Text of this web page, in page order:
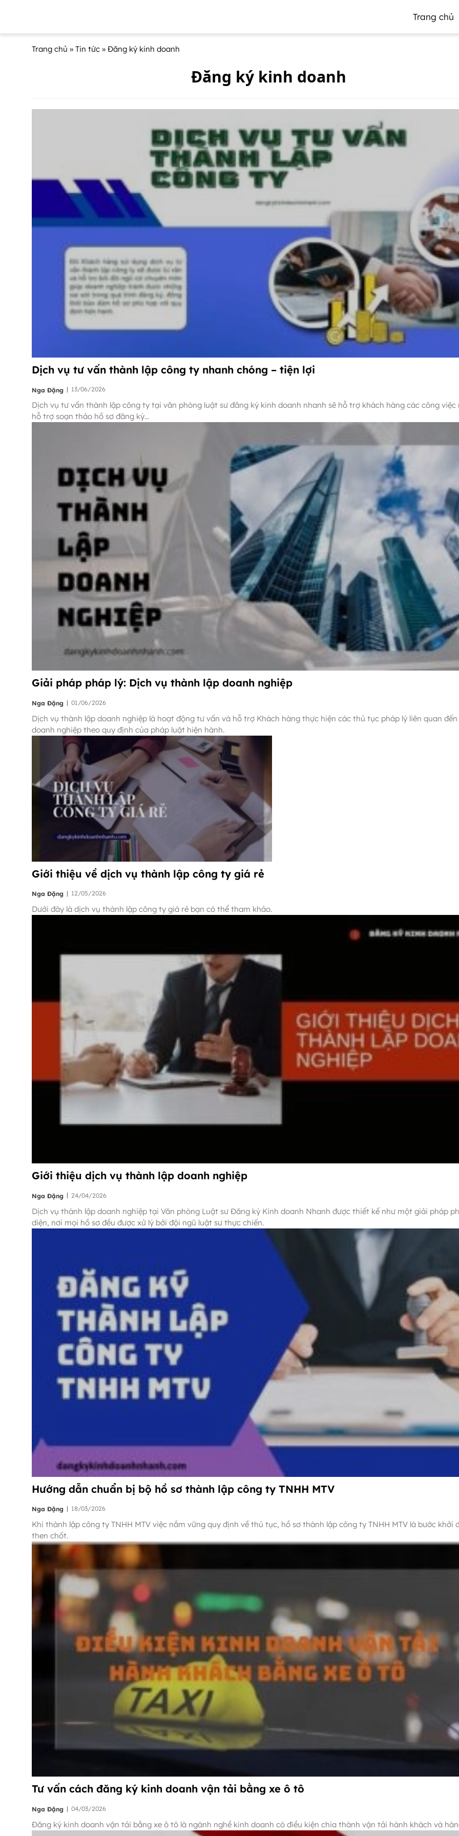
Trang chủ
Trang chủ » Tin tức » Đăng ký kinh doanh
Đăng ký kinh doanh
Dịch vụ tư vấn thành lập công ty nhanh chóng – tiện lợi
Nga Đặng | 13/06/2026
Dịch vụ tư vấn thành lập công ty tại văn phòng luật sư đăng ký kinh doanh nhanh sẽ hỗ trợ khách hàng các công việc
hỗ trợ soạn thảo hồ sơ đăng ký…
Giải pháp pháp lý: Dịch vụ thành lập doanh nghiệp
Nga Đặng | 01/06/2026
Dịch vụ thành lập doanh nghiệp là hoạt động tư vấn và hỗ trợ Khách hàng thực hiện các thủ tục pháp lý liên quan
doanh nghiệp theo quy định của pháp luật hiện hành.
Giới thiệu về dịch vụ thành lập công ty giá rẻ
Nga Đặng | 12/05/2026
Dưới đây là dịch vụ thành lập công ty giá rẻ bạn có thể tham khảo.
Giới thiệu dịch vụ thành lập doanh nghiệp
Nga Đặng | 24/04/2026
Dịch vụ thành lập doanh nghiệp tại Văn phòng Luật sư Đăng ký Kinh doanh Nhanh được thiết kế như một giải pháp
diện, nơi mọi hồ sơ đều được xử lý bởi đội ngũ luật sư thực chiến.
Hướng dẫn chuẩn bị bộ hồ sơ thành lập công ty TNHH MTV
Nga Đặng | 18/03/2026
Khi thành lập công ty TNHH MTV việc nắm vững quy định về thủ tục, hồ sơ thành lập công ty TNHH MTV là bước khởi
then chốt.
Tư vấn cách đăng ký kinh doanh vận tải bằng xe ô tô
Nga Đặng | 04/03/2026
Đăng ký kinh doanh vận tải bằng xe ô tô là ngành nghề kinh doanh có điều kiện chia thành vận tải hành khách và